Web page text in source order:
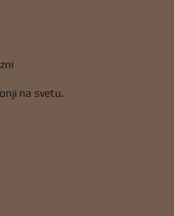
na svetu.